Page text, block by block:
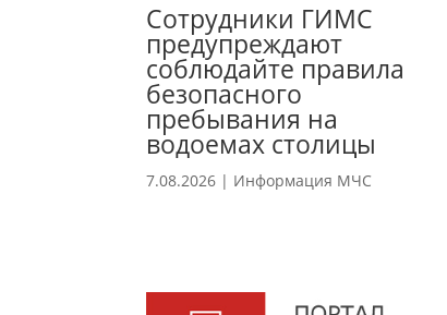
Сотрудники ГИМС
предупреждают
соблюдайте правила
безопасного
пребывания на
водоемах столицы
7.08.2026 | Информация МЧС